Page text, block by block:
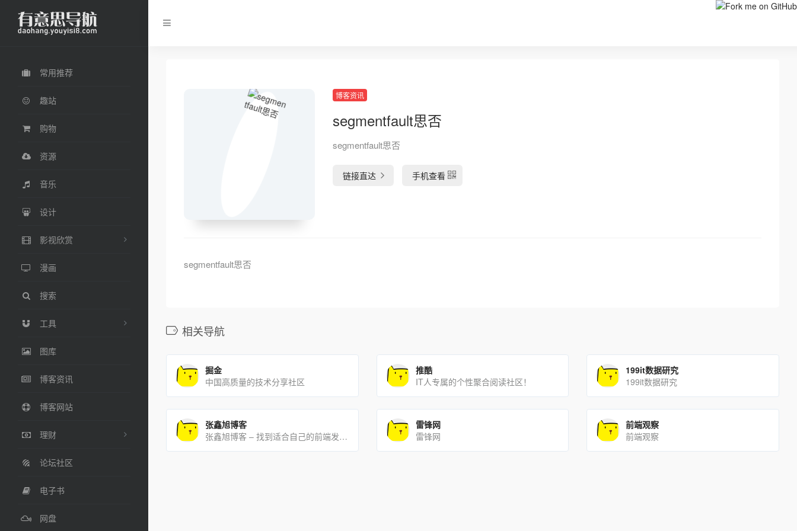
常用推荐
趣站
购物
资源
音乐
设计
影视欣赏
漫画
搜索
工具
图库
博客资讯
博客网站
理财
论坛社区
电子书
网盘
博客资讯
segmentfault思否
segmentfault思否
链接直达 手机查看
segmentfault思否
相关导航
掘金
中国高质量的技术分享社区
推酷
IT人专属的个性聚合阅读社区！
199it数据研究
199it数据研究
张鑫旭博客
张鑫旭博客 – 找到适合自己的前端发展方向！
雷锋网
雷锋网
前端观察
前端观察